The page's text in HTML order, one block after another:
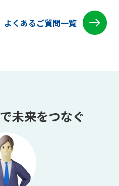
よくあるご質問一覧
で未来をつなぐ